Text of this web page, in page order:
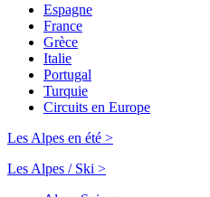
Espagne
France
Grèce
Italie
Portugal
Turquie
Circuits en Europe
Les Alpes en été >
Les Alpes / Ski >